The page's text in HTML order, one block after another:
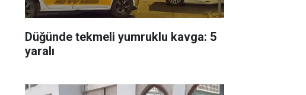
Düğünde tekmeli yumruklu kavga: 5
yaralı